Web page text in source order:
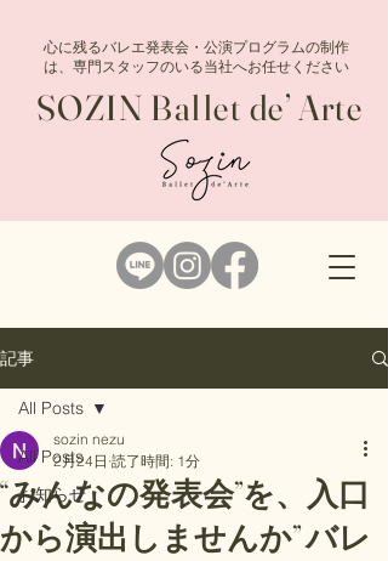
心に残るバレエ発表会・公演プログラムの制作
は、専門スタッフのいる当社へお任せください
SOZIN Ballet de’ Arte
記事
All Posts
お知らせ
All Posts
“みんなの発表会”を、入口
から演出しませんか” バレ
sozin nezu
2月24日 読了時間: 1分